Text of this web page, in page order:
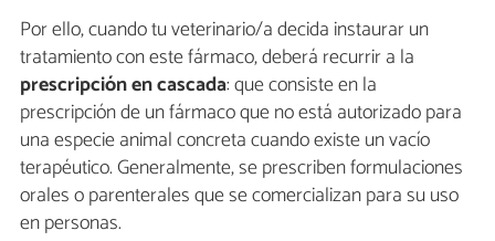
Por ello, cuando tu veterinario/a decida instaurar un
tratamiento con este fármaco, deberá recurrir a la
prescripción encascada:que consiste en la
prescripción de un fármaco que no está autorizado para
una especie animal concreta cuando existe un vacío
terapéutico. Generalmente, se prescriben formulaciones
orales o parenterales que se comercializan para su uso
en personas.